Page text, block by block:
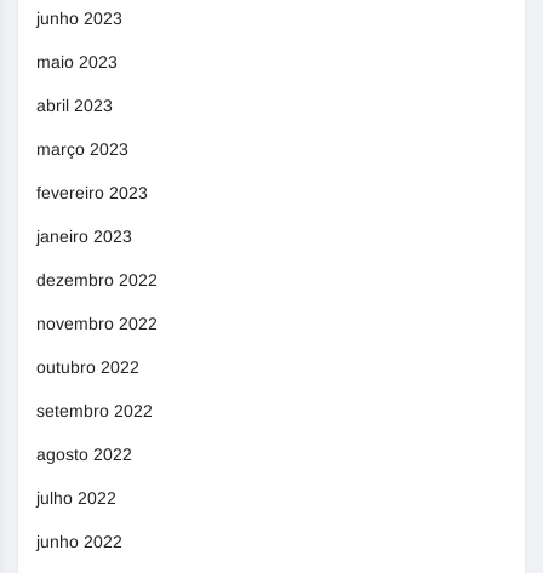
junho 2023
maio 2023
abril 2023
março 2023
fevereiro 2023
janeiro 2023
dezembro 2022
novembro 2022
outubro 2022
setembro 2022
agosto 2022
julho 2022
junho 2022